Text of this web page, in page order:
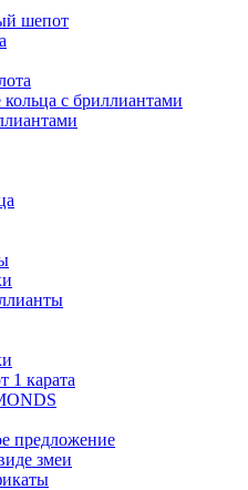
шепот
с бриллиантами
1 карата
предложение
змеи